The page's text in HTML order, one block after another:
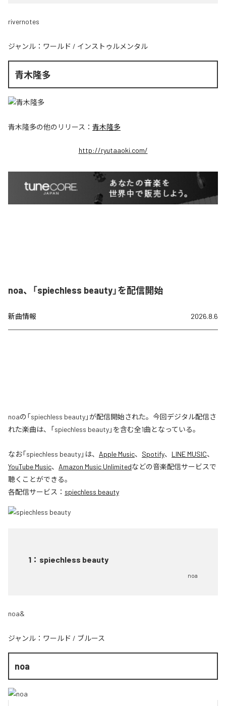
rivernotes
ジャンル： ワールド / インストゥルメンタル
青木隆多
青木隆多の他のリリース： 青木隆多
http://ryutaaoki.com/
noa、「spiechless beauty」を配信開始
新曲情報 2026.8.6
noaの「spiechless beauty」が配信開始された。今回デジタル配信さ
れた楽曲は、「spiechless beauty」を含む全1曲となっている。
なお「spiechless beauty」は、 Apple Music、 Spotify、 LINE MUSIC、
YouTube Music、 Amazon Music Unlimitedなどの音楽配信サービスで
聴くことができる。
各配信サービス： spiechless beauty
1 ： spiechless beauty
noa
noa&
ジャンル： ワールド / ブルース
noa